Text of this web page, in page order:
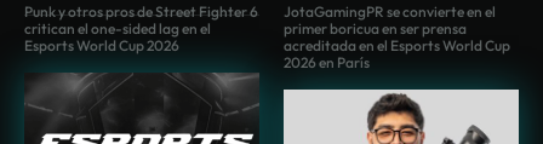
Punk y otros pros de Street Fighter 6
critican el one-sided lag en el
Esports World Cup 2026
JotaGamingPR se convierte en el
primer boricua en ser prensa
acreditada en el Esports World Cup
2026 en París